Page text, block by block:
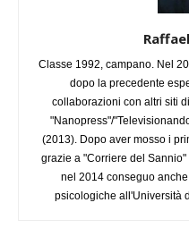
Classe 1992, campano. Nel
dopo la precedente
collaborazioni con altri siti
"Nanopress"/
(2013). Dopo aver mosso i
grazie a "Corriere del
nel 2014 conseguo
psicologiche all'Università